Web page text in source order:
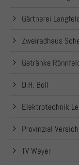
Gärtnerei
Zweiradhaus
Getränke
D.H. Boll
Elektrotechnik
Provinzial
TV Weyer